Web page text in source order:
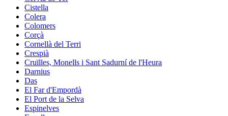
Cistella
Colera
Colomers
Corçà
Cornellà del Terri
Crespià
Cruïlles, Monells i Sant Sadurní de l'Heura
Darnius
Das
El Far d'Empordà
El Port de la Selva
Espinelves